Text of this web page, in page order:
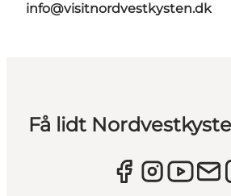
info@visitnordvestkysten.dk
Få lidt